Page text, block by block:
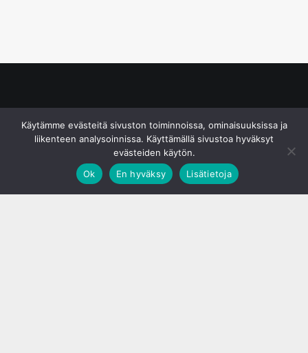
Käytämme evästeitä sivuston toiminnoissa, ominaisuuksissa ja
liikenteen analysoinnissa. Käyttämällä sivustoa hyväksyt
evästeiden käytön.
Ok
En hyväksy Lisätietoja